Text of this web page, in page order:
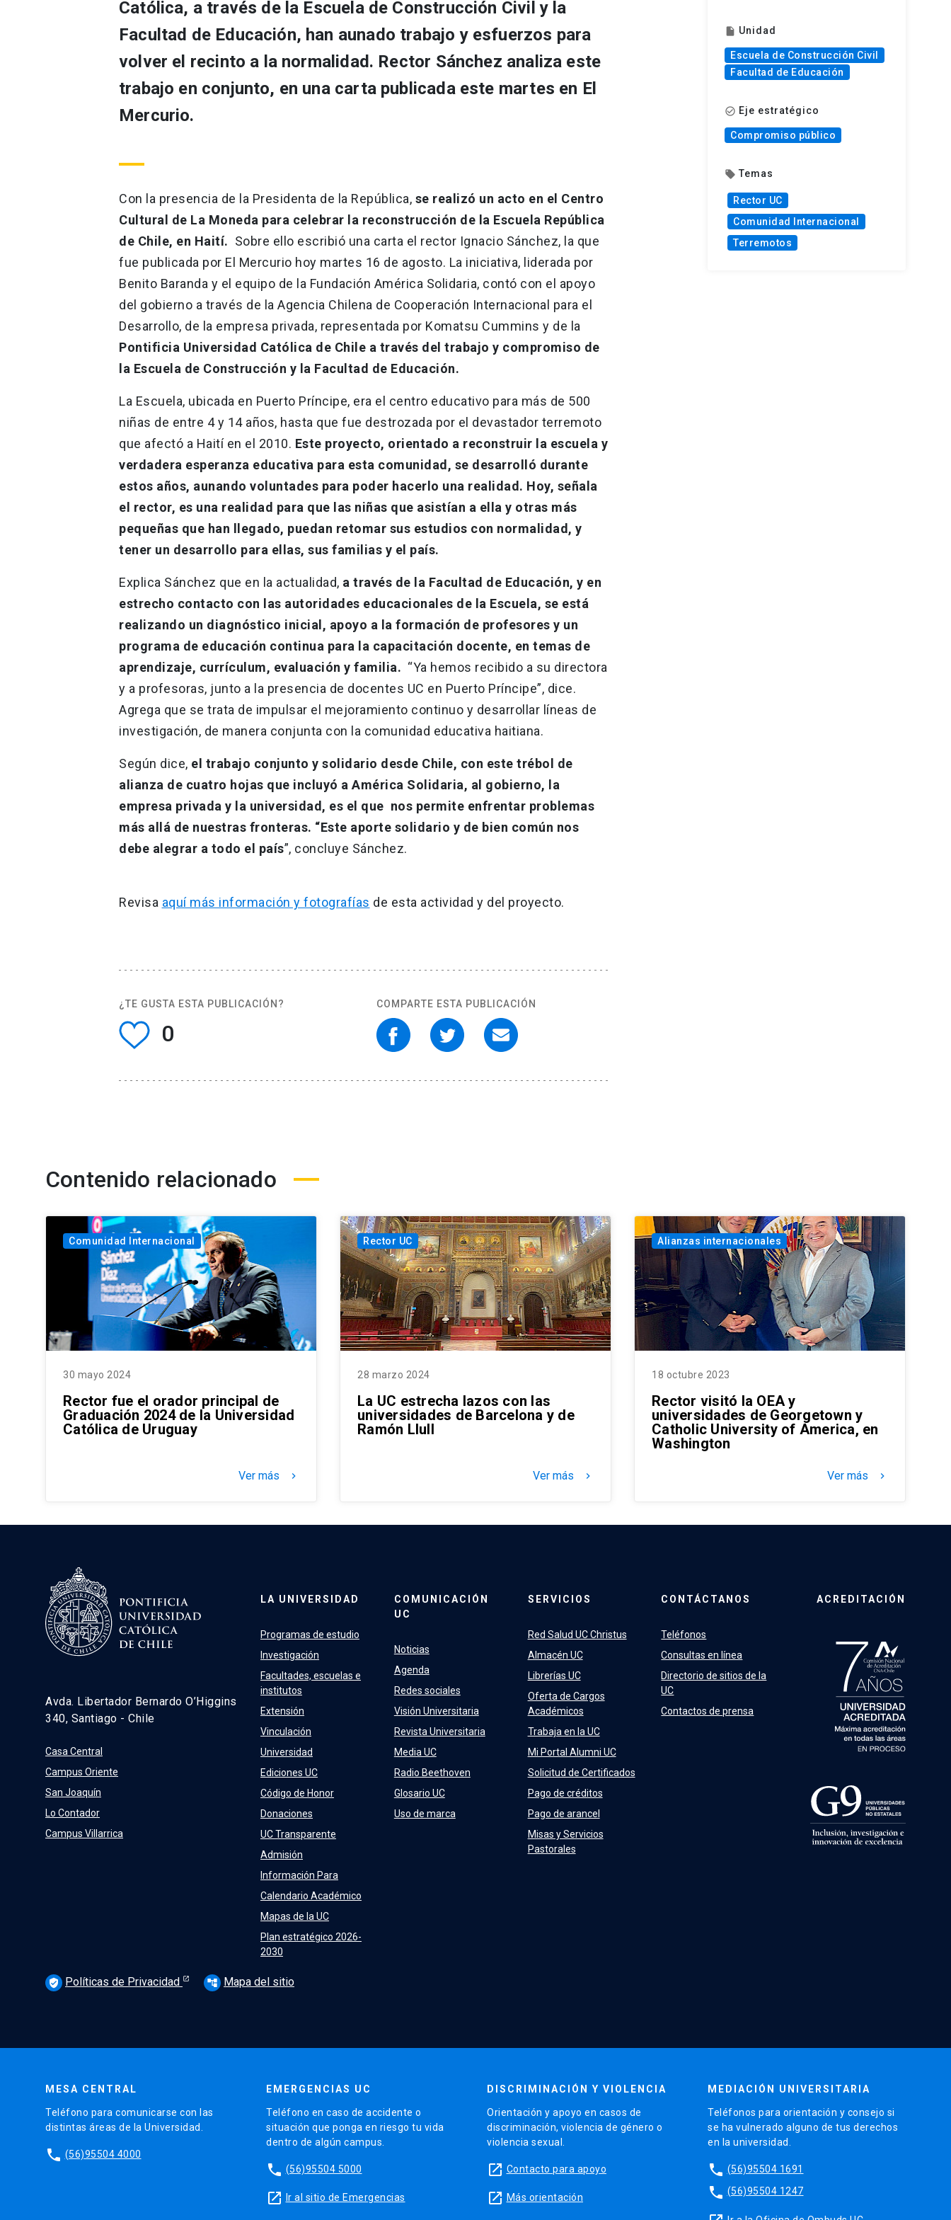
Católica, a través de la Escuela de Construcción Civil y la
Facultad de Educación, han aunado trabajo y esfuerzos para
volver el recinto a la normalidad. Rector Sánchez analiza este
trabajo en conjunto, en una carta publicada este martes en El
Mercurio.
Con la presencia de la Presidenta de la República, se realizó un acto en el Centro
Cultural de La Moneda para celebrar la reconstrucción de la Escuela República
de Chile, en Haití. Sobre ello escribió una carta el rector Ignacio Sánchez, la que
fue publicada por El Mercurio hoy martes 16 de agosto. La iniciativa, liderada por
Benito Baranda y el equipo de la Fundación América Solidaria, contó con el apoyo
del gobierno a través de la Agencia Chilena de Cooperación Internacional para el
Desarrollo, de la empresa privada, representada por Komatsu Cummins y de la
Pontificia Universidad Católica de Chile a través del trabajo y compromiso de
la Escuela de Construcción y la Facultad de Educación.
La Escuela, ubicada en Puerto Príncipe, era el centro educativo para más de 500
niñas de entre 4 y 14 años, hasta que fue destrozada por el devastador terremoto
que afectó a Haití en el 2010. Este proyecto, orientado a reconstruir la escuela y
verdadera esperanza educativa para esta comunidad, se desarrolló durante
estos años, aunando voluntades para poder hacerlo una realidad. Hoy, señala
el rector, es una realidad para que las niñas que asistían a ella y otras más
pequeñas que han llegado, puedan retomar sus estudios con normalidad, y
tener un desarrollo para ellas, sus familias y el país.
Explica Sánchez que en la actualidad, a través de la Facultad de Educación, y en
estrecho contacto con las autoridades educacionales de la Escuela, se está
realizando un diagnóstico inicial, apoyo a la formación de profesores y un
programa de educación continua para la capacitación docente, en temas de
aprendizaje, currículum, evaluación y familia. “Ya hemos recibido a su directora
y a profesoras, junto a la presencia de docentes UC en Puerto Príncipe”, dice.
Agrega que se trata de impulsar el mejoramiento continuo y desarrollar líneas de
investigación, de manera conjunta con la comunidad educativa haitiana.
Según dice, el trabajo conjunto y solidario desde Chile, con este trébol de
alianza de cuatro hojas que incluyó a América Solidaria, al gobierno, la
empresa privada y la universidad, es el que nos permite enfrentar problemas
más allá de nuestras fronteras. “Este aporte solidario y de bien común nos
debe alegrar a todo el país”, concluye Sánchez.
Revisa aquí más información y fotografías de esta actividad y del proyecto.
¿TE GUSTA ESTA PUBLICACIÓN?
0
COMPARTE ESTA PUBLICACIÓN
insert_drive_file Unidad
Escuela de Construcción Civil
Facultad de Educación
check_circle_outline Eje estratégico
Compromiso público
local_offer Temas
Rector UC
Comunidad Internacional
Terremotos
Contenido relacionado
Comunidad Internacional
30 mayo 2024
Rector fue el orador principal de
Graduación 2024 de la Universidad
Católica de Uruguay
Ver más keyboard_arrow_right
Rector UC
28 marzo 2024
La UC estrecha lazos con las
universidades de Barcelona y de
Ramón Llull
Ver más keyboard_arrow_right
Alianzas internacionales
18 octubre 2023
Rector visitó la OEA y
universidades de Georgetown y
Catholic University of America, en
Washington
Ver más keyboard_arrow_right
Avda. Libertador Bernardo O’Higgins
340, Santiago - Chile
Casa Central
Campus Oriente
San Joaquín
Lo Contador
Campus Villarrica
LA UNIVERSIDAD
Programas de estudio
Investigación
Facultades, escuelas e
institutos
Extensión
Vinculación
Universidad
Ediciones UC
Código de Honor
Donaciones
UC Transparente
Admisión
Información Para
Calendario Académico
Mapas de la UC
Plan estratégico 2026-
2030
COMUNICACIÓN
UC
Noticias
Agenda
Redes sociales
Visión Universitaria
Revista Universitaria
Media UC
Radio Beethoven
Glosario UC
Uso de marca
SERVICIOS
Red Salud UC Christus
Almacén UC
Librerías UC
Oferta de Cargos
Académicos
Trabaja en la UC
Mi Portal Alumni UC
Solicitud de Certificados
Pago de créditos
Pago de arancel
Misas y Servicios
Pastorales
CONTÁCTANOS
Teléfonos
Consultas en línea
Directorio de sitios de la
UC
Contactos de prensa
ACREDITACIÓN
verified_user Políticas de Privacidad account_tree Mapa del sitio
MESA CENTRAL
Teléfono para comunicarse con las
distintas áreas de la Universidad.
phone (56)95504 4000
EMERGENCIAS UC
Teléfono en caso de accidente o
situación que ponga en riesgo tu vida
dentro de algún campus.
phone (56)95504 5000
launch Ir al sitio de Emergencias
DISCRIMINACIÓN Y VIOLENCIA
Orientación y apoyo en casos de
discriminación, violencia de género o
violencia sexual.
launch Contacto para apoyo
launch Más orientación
MEDIACIÓN UNIVERSITARIA
Teléfonos para orientación y consejo si
se ha vulnerado alguno de tus derechos
en la universidad.
phone (56)95504 1691
phone (56)95504 1247